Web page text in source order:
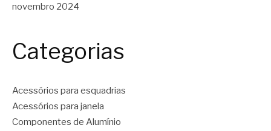
novembro 2024
Categorias
Acessórios para esquadrias
Acessórios para janela
Componentes de Alumínio